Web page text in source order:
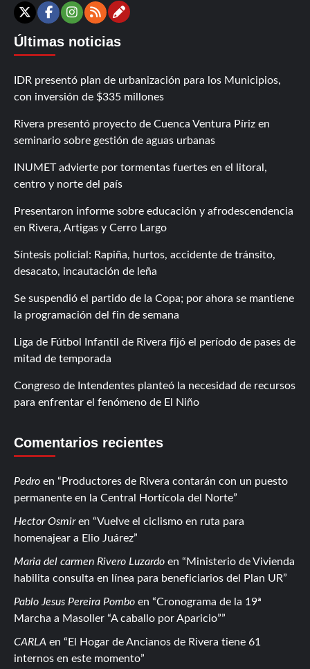
X Facebook
Instagram
RSSContáctanos
Últimas noticias
IDR presentó plan de urbanización para los Municipios,
con inversión de $335 millones
Rivera presentó proyecto de Cuenca Ventura Píriz en
seminario sobre gestión de aguas urbanas
INUMET advierte por tormentas fuertes en el litoral,
centro y norte del país
Presentaron informe sobre educación y afrodescendencia
en Rivera, Artigas y Cerro Largo
Síntesis policial: Rapiña, hurtos, accidente de tránsito,
desacato, incautación de leña
Se suspendió el partido de la Copa; por ahora se mantiene
la programación del fin de semana
Liga de Fútbol Infantil de Rivera fijó el período de pases de
mitad de temporada
Congreso de Intendentes planteó la necesidad de recursos
para enfrentar el fenómeno de El Niño
Comentarios recientes
Pedro en
Productores de Rivera contarán con un puesto
permanente en la Central Hortícola del Norte
Hector Osmiren
Vuelve el ciclismo en ruta para
homenajear a Elio Juárez
Maria del carmen Rivero Luzardo en
Ministerio de Vivienda
habilita consulta en línea para beneficiarios del Plan UR
Pablo Jesus Pereira Pombo en
Cronograma de la 19ª
Marcha a Masoller “A caballo por Aparicio”
CARLA en
El Hogar de Ancianos de Rivera tiene 61
internos en este momento